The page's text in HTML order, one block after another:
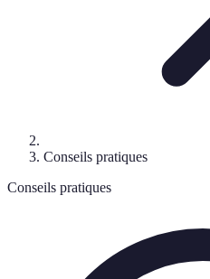
Conseils pratiques
Conseils pratiques